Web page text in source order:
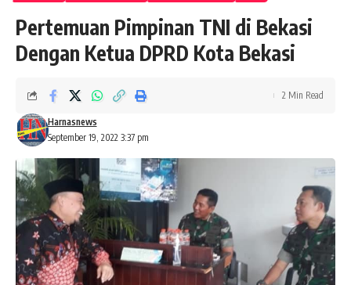
Pertemuan Pimpinan TNI di Bekasi
Dengan Ketua DPRD Kota Bekasi
September 19, 2022 3:37 pm
Harnasnews
2 Min Read